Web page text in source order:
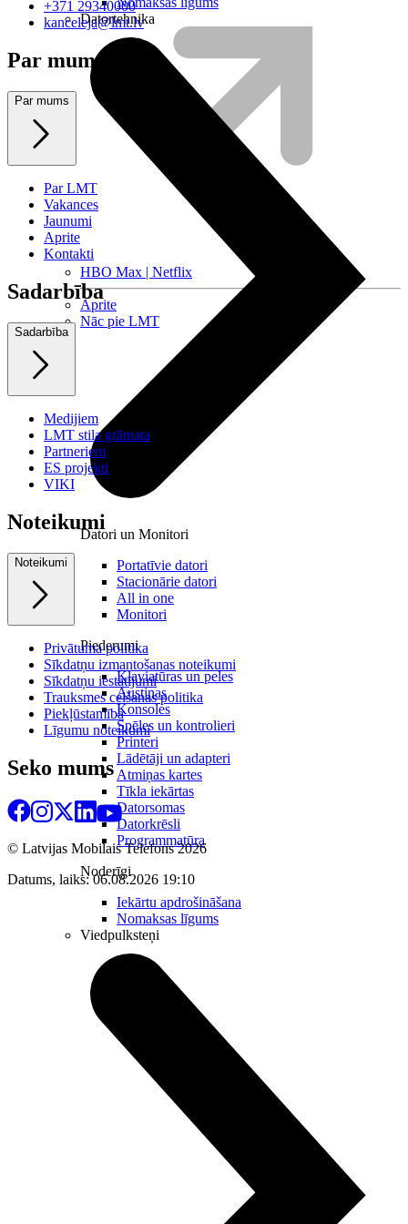
HBO Max | Netflix
Aprite
Nāc pie LMT
Datortehnika
Datori un Monitori
Portatīvie datori
Stacionārie datori
All in one
Monitori
Piederumi
Klaviatūras un peles
Austiņas
Konsoles
Spēles un kontrolieri
Printeri
Lādētāji un adapteri
Atmiņas kartes
Tīkla iekārtas
Datorsomas
Datorkrēsli
Programmatūra
Noderīgi
Iekārtu apdrošināšana
Nomaksas līgums
Viedpulksteņi
+371 29340000
kanceleja@lmt.lv
Par mums
Par mums
Par LMT
Vakances
Jaunumi
Aprite
Kontakti
Sadarbība
Sadarbība
Medijiem
LMT stila grāmata
Partneriem
ES projekti
VIKI
Noteikumi
Noteikumi
Privātuma politika
Sīkdatņu izmantošanas noteikumi
Sīkdatņu iestatījumi
Trauksmes celšanas politika
Piekļūstamība
Līgumu noteikumi
Seko mums
© Latvijas Mobilais Telefons2026
Datums, laiks: 06.08.2026 19:10